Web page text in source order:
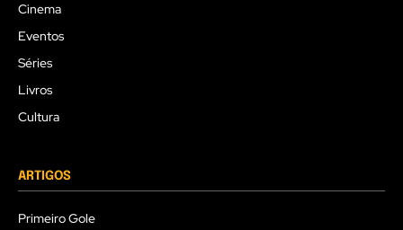
Cinema
Eventos
Séries
Livros
Cultura
ARTIGOS
Primeiro Gole